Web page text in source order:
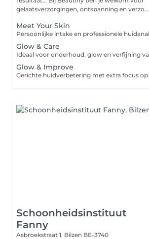
gelaatsverzorgingen, ontspanning en verzo...
Meet Your Skin
Glow & Care
Glow & Improve
Schoonheidsinstituut
Fanny
Asbroekstraat 1, Bilzen BE-3740